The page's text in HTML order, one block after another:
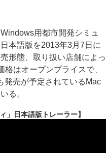
用都市開発シミュ
本語版を2013年3月7日に
形態、取り扱い店舗によっ
はオープンプライスで、
発売が予定されているMac
る。
」日本語版トレーラー】